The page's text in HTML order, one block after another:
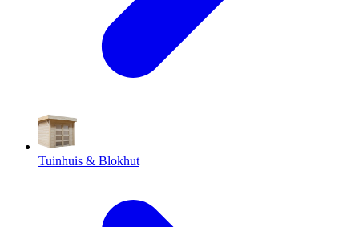
Tuinhuis & Blokhut